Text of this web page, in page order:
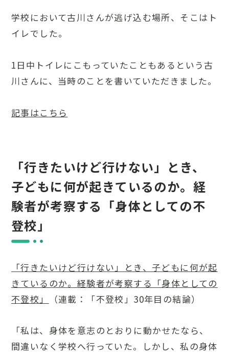
学校において古川さんが逃げ込む場所、そこはト
イレでした。
1日中トイレにこもっていたこともあるという古
川さんに、当時のことを書いていただきました。
記事はこちら
「行きたいけど行けない」とき、
子どもに何が起きているのか。経
験者が考察する「身体としての不
登校」
「行きたいけど行けない」とき、子どもに何が起
きているのか。経験者が考察する「身体としての
不登校」
（連載：「不登校」30年目の結論）
「私は、身体を意志のとおりに動かせたなら、
間違いなく学校へ行っていた。しかし、私の身体